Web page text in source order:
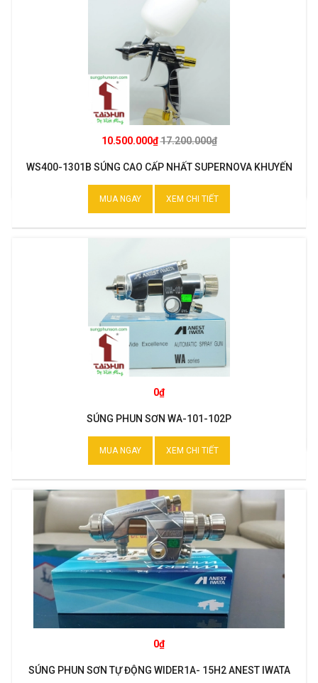
10.500.000₫17.200.000₫
WS400-1301B SÚNG CAO CẤP NHẤT SUPERNOVA KHUYẾN
MUA NGAY XEM CHI TIẾT
0₫
SÚNG PHUN SƠN WA-101-102P
MUA NGAY XEM CHI TIẾT
0₫
SÚNG PHUN SƠN TỰ ĐỘNG WIDER1A- 15H2 ANEST IWATA